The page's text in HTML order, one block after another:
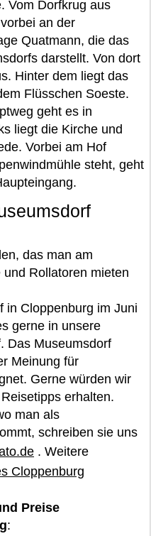
Vom Dorfkrug aus
an der
Quatmann, die das
darstellt. Von dort
Hinter dem liegt das
Flüsschen Soeste.
geht es in
liegt die Kirche und
Vorbei am Hof
steht, geht
das man am
Rollatoren mieten
in Cloppenburg im Juni
gerne in unsere
Das Museumsdorf
Meinung für
Gerne würden wir
erhalten.
man als
schreiben sie uns
. Weitere
Cloppenburg
Preise
: